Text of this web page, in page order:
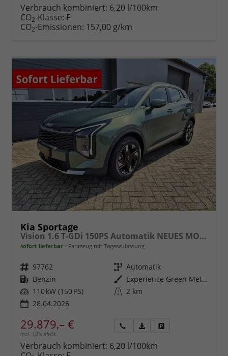
anfordern
Datei,
Verbrauch kombiniert: 6,20 l/100km
CO2-Klasse: F
CO2-Emissionen: 157,00 g/km
Kia Sportage
Vision 1.6 T-GDi 150PS Automatik NEUES MODELL MY26 FACELIFT Sitzheizung Lenkradheizung Klimaautomatik Navi Bluetooth Touchscreen Apple CarPlay Android Auto PDC v+h 17"LM Rückf.Kamera ACC 2x Keyless
sofort lieferbar Fahrzeug mit Tageszulassung
Fahrzeugnr. 97762 Getriebe Automatik
Kraftstoff Benzin Außenfarbe
Experience Green Metallic
Leistung 110 kW (150 PS) Kilometerstand 2 km
28.04.2026
29.879,– €
incl. 19% MwSt.
anfordern
Datei,
Verbrauch kombiniert: 6,20 l/100km